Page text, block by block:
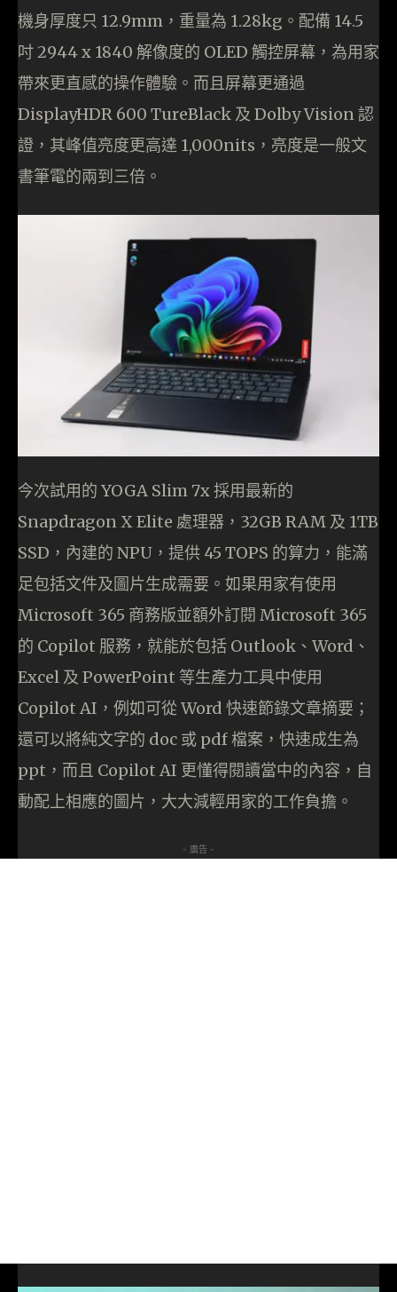
機身厚度只 12.9mm，重量為 1.28kg。配備 14.5
吋 2944 x 1840 解像度的 OLED 觸控屏幕，為用家
帶來更直感的操作體驗。而且屏幕更通過
DisplayHDR 600 TureBlack 及 Dolby Vision 認
證，其峰值亮度更高達 1,000nits，亮度是一般文
書筆電的兩到三倍。
今次試用的 YOGA Slim 7x 採用最新的
Snapdragon X Elite 處理器，32GB RAM 及 1TB
SSD，內建的 NPU，提供 45 TOPS 的算力，能滿
足包括文件及圖片生成需要。如果用家有使用
Microsoft 365 商務版並額外訂閱 Microsoft 365
的 Copilot 服務，就能於包括 Outlook、Word、
Excel 及 PowerPoint 等生產力工具中使用
Copilot AI，例如可從 Word 快速節錄文章摘要；
還可以將純文字的 doc 或 pdf 檔案，快速成生為
ppt，而且 Copilot AI 更懂得閱讀當中的內容，自
動配上相應的圖片，大大減輕用家的工作負擔。
- 廣告 -